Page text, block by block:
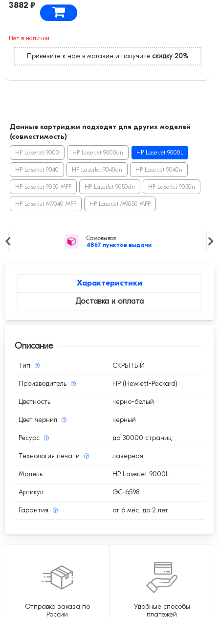
3882 ₽
Нет в наличии
Привезите к нам в магазин и получите скидку 20%
Данные картриджи подходят для других моделей
(совместимость)
HP LaserJet 9000 HP LaserJet 9000dn HP LaserJet 9000L
HP LaserJet 9040 HP LaserJet 9040dn HP LaserJet 9040n
HP LaserJet 9050 MFP HP LaserJet 9050dn HP LaserJet 9050n
HP LaserJet M9040 MFP HP LaserJet M9050 MFP
Самовывоз:
4867 пунктов выдачи
Характеристики
Доставка и оплата
Описание
Тип СКРЫТЫЙ
Производитель HP (Hewlett-Packard)
Цветность черно-белый
Цвет чернил черный
Ресурс до 30000 страниц
Технология печати лазерная
Модель HP LaserJet 9000L
Артикул GC-6598
Гарантия от 6 мес. до 2 лет
Отправка заказа по
России
Удобные способы
платежей